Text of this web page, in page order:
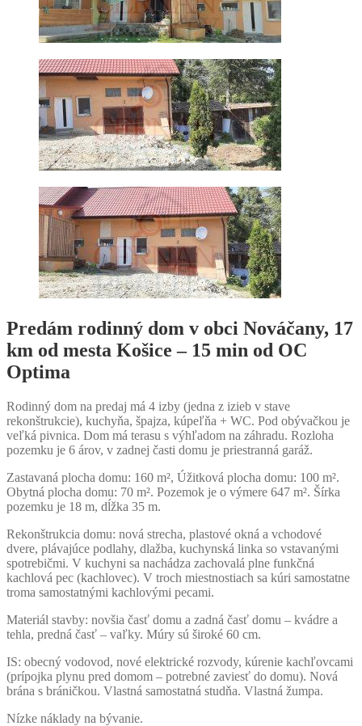
Predám rodinný dom v obci Nováčany, 17
km od mesta Košice – 15 min od OC
Optima
Rodinný dom na predaj má 4 izby (jedna z izieb v stave
rekonštrukcie), kuchyňa, špajza, kúpeľňa + WC. Pod obývačkou je
veľká pivnica. Dom má terasu s výhľadom na záhradu. Rozloha
pozemku je 6 árov, v zadnej časti domu je priestranná garáž.
Zastavaná plocha domu: 160 m², Úžitková plocha domu: 100 m².
Obytná plocha domu: 70 m². Pozemok je o výmere 647 m². Šírka
pozemku je 18 m, dĺžka 35 m.
Rekonštrukcia domu: nová strecha, plastové okná a vchodové
dvere, plávajúce podlahy, dlažba, kuchynská linka so vstavanými
spotrebičmi. V kuchyni sa nachádza zachovalá plne funkčná
kachlová pec (kachlovec). V troch miestnostiach sa kúri samostatne
troma samostatnými kachlovými pecami.
Materiál stavby: novšia časť domu a zadná časť domu – kvádre a
tehla, predná časť – vaľky. Múry sú široké 60 cm.
IS: obecný vodovod, nové elektrické rozvody, kúrenie kachľovcami
(prípojka plynu pred domom – potrebné zaviesť do domu). Nová
brána s bráničkou. Vlastná samostatná studňa. Vlastná žumpa.
Nízke náklady na bývanie.